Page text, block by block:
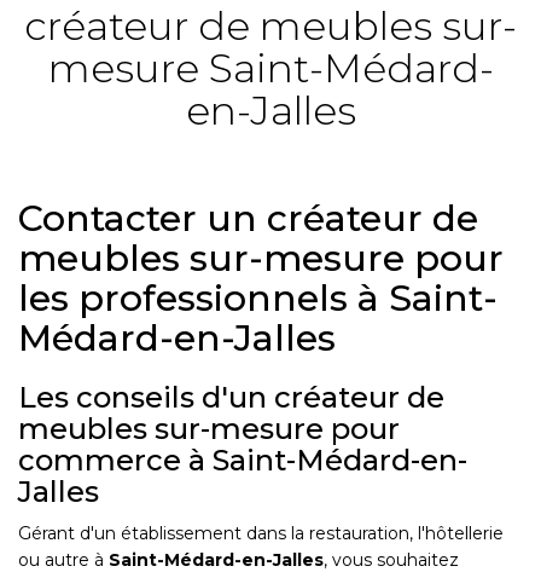
créateur de meubles sur-
mesure Saint-Médard-
en-Jalles
Contacter un créateur de
meubles sur-mesure pour
les professionnels à Saint-
Médard-en-Jalles
Les conseils d'un créateur de
meubles sur-mesure pour
commerce à Saint-Médard-en-
Jalles
Gérant d'un établissement dans la restauration, l'hôtellerie
ou autre à Saint-Médard-en-Jalles, vous souhaitez